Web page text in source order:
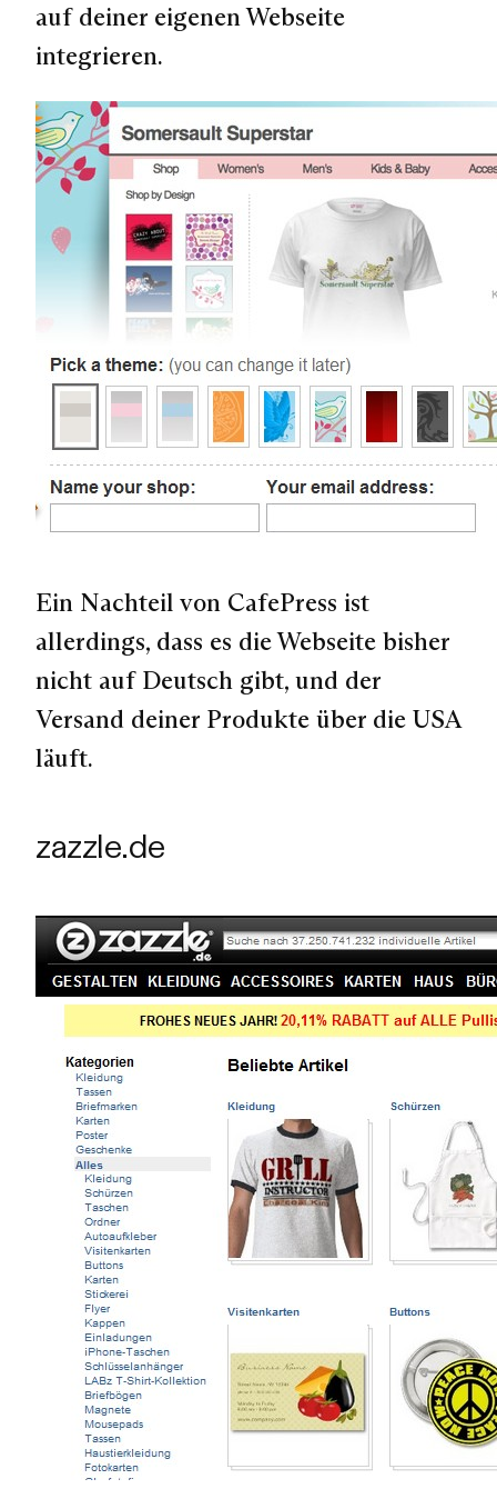
auf deiner eigenen Webseite
integrieren.
Ein Nachteil von CafePress ist
allerdings, dass es die Webseite bisher
nicht auf Deutsch gibt, und der
Versand deiner Produkte über die USA
läuft.
zazzle.de